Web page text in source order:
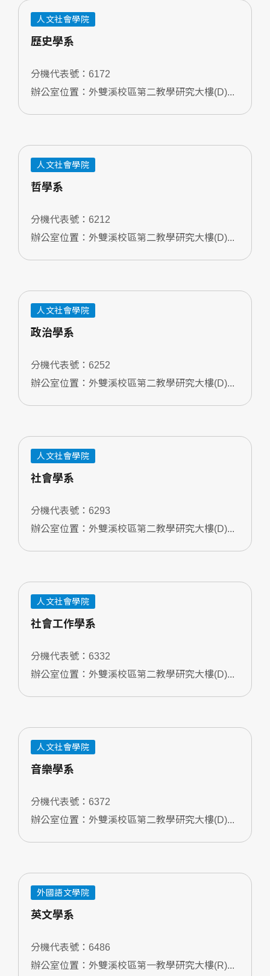
人文社會學院
歷史學系
分機代表號：6172
辦公室位置：外雙溪校區第二教學研究大樓(D)...
人文社會學院
哲學系
分機代表號：6212
辦公室位置：外雙溪校區第二教學研究大樓(D)...
人文社會學院
政治學系
分機代表號：6252
辦公室位置：外雙溪校區第二教學研究大樓(D)...
人文社會學院
社會學系
分機代表號：6293
辦公室位置：外雙溪校區第二教學研究大樓(D)...
人文社會學院
社會工作學系
分機代表號：6332
辦公室位置：外雙溪校區第二教學研究大樓(D)...
人文社會學院
音樂學系
分機代表號：6372
辦公室位置：外雙溪校區第二教學研究大樓(D)...
外國語文學院
英文學系
分機代表號：6486
辦公室位置：外雙溪校區第一教學研究大樓(R)...